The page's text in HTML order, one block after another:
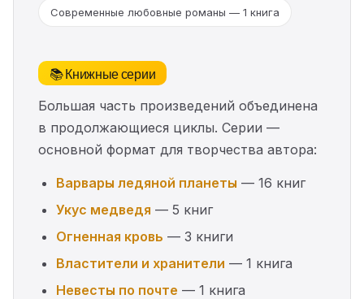
Современные любовные романы — 1 книга
📚 Книжные серии
Большая часть произведений объединена
в продолжающиеся циклы. Серии —
основной формат для творчества автора:
Варвары ледяной планеты — 16 книг
Укус медведя — 5 книг
Огненная кровь — 3 книги
Властители и хранители — 1 книга
Невесты по почте — 1 книга